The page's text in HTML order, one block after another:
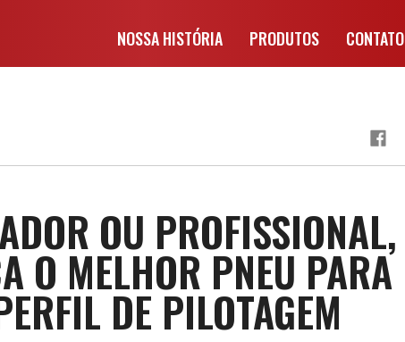
NOSSA HISTÓRIA PRODUTOS CONTATO
OU PROFISSIONAL,
O MELHOR PNEU PARA
DE PILOTAGEM